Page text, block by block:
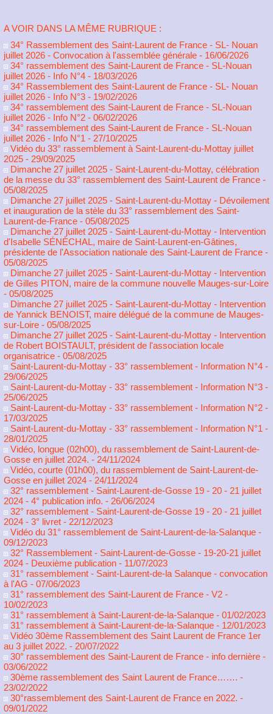
A VOIR DANS LA MÊME RUBRIQUE :
34° Rassemblement des Saint-Laurent de France - SL- Nouan
juillet 2026 - Convocation à l'assemblée générale - 16/06/2026
34° rassemblement des Saint-Laurent de France - SL-Nouan
juillet 2026 - Info N°4 - 18/03/2026
34° Rassemblement des Saint-Laurent de France - SL- Nouan
juillet 2026 - Info N°3 - 19/02/2026
34° rassemblement des Saint-Laurent de France - SL-Nouan
juillet 2026 - Info N°2 - 06/02/2026
34° rassemblement des Saint-Laurent de France - SL-Nouan
juillet 2026 - Info N°1 - 27/10/2025
Vidéo du 33° rassemblement à Saint-Laurent-du-Mottay juillet
2025 - 29/09/2025
Dimanche 27 juillet 2025 - Saint-Laurent-du-Mottay, célébration
de la messe du 33° rassemblement des Saint-Laurent de France -
05/08/2025
Dimanche 27 juillet 2025 - Saint-Laurent-du-Mottay - Dévoilement
et inauguration de la stèle du 33° rassemblement des Saint-
Laurent-de-France - 05/08/2025
Dimanche 27 juillet 2025 - Saint-Laurent-du-Mottay - Intervention
d'Isabelle SÉNÈCHAL, maire de Saint-Laurent-en-Gâtines,
présidente de l'Association nationale des Saint-Laurent de France -
05/08/2025
Dimanche 27 juillet 2025 - Saint-Laurent-du-Mottay - Intervention
de Gilles PITON, maire de la commune nouvelle Mauges-sur-Loire
- 05/08/2025
Dimanche 27 juillet 2025 - Saint-Laurent-du-Mottay - Intervention
de Yannick BENOIST, maire délégué de la commune de Mauges-
sur-Loire - 05/08/2025
Dimanche 27 juillet 2025 - Saint-Laurent-du-Mottay - Intervention
de Robert BOISTAULT, président de l'association locale
organisatrice - 05/08/2025
Saint-Laurent-du-Mottay - 33° rassemblement - Information N°4 -
29/06/2025
Saint-Laurent-du-Mottay - 33° rassemblement - Information N°3 -
25/06/2025
Saint-Laurent-du-Mottay - 33° rassemblement - Information N°2 -
17/03/2025
Saint-Laurent-du-Mottay - 33° rassemblement - Information N°1 -
28/01/2025
Vidéo, longue (02h00), du rassemblement de Saint-Laurent-de-
Gosse en juillet 2024. - 24/11/2024
Vidéo, courte (01h00), du rassemblement de Saint-Laurent-de-
Gosse en juillet 2024 - 24/11/2024
32° rassemblement - Saint-Laurent-de-Gosse 19 - 20 - 21 juillet
2024 - 4° publication info. - 26/06/2024
32° rassemblement - Saint-Laurent-de-Gosse 19 - 20 - 21 juillet
2024 - 3° livret - 22/12/2023
Vidéo du 31° rassemblement de Saint-Laurent-de-la-Salanque -
09/12/2023
32° Rassemblement - Saint-Laurent-de-Gosse - 19-20-21 juillet
2024 - Deuxième publication - 11/07/2023
31° rassemblement - Saint-Laurent-de-la Salanque - convocation
à l'AG - 07/06/2023
31° rassemblement des Saint-Laurent de France - V2 -
10/02/2023
31° rassemblement à Saint-Laurent-de-la-Salanque - 01/02/2023
31° rassemblement à Saint-Laurent-de-la-Salanque - 12/01/2023
Vidéo 30ème Rassemblement des Saint Laurent de France 1er
au 3 juillet 2022. - 20/07/2022
30° rassemblement des Saint-Laurent de France - info dernière -
03/06/2022
30ème rassemblement des Saint Laurent de France……. -
23/02/2022
30°rassemblement des Saint-Laurent de France en 2022. -
09/01/2022